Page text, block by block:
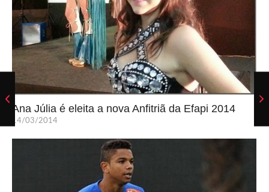
Ana Júlia é eleita a nova Anfitriã da Efapi 2014
14/03/2014